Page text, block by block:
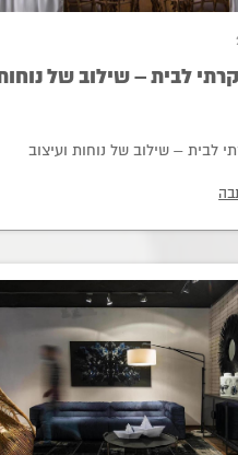
לבית – שילוב של
לבית – שילוב של נוחות ועיצוב